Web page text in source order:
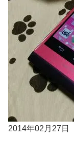
2014年02月27日